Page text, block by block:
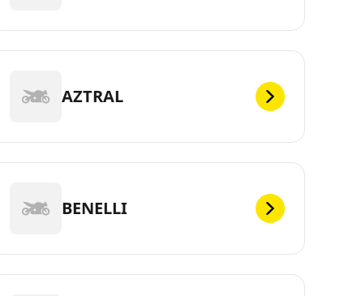
AZTRAL
BENELLI